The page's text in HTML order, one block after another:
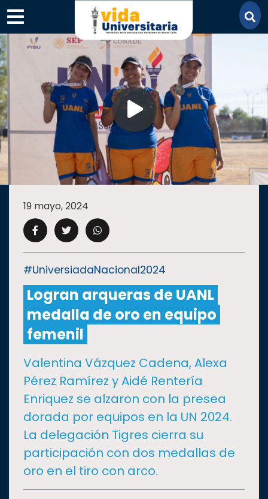
×
SECCIONES
ACADEMIA
CAMPUS UANL
CULTURA
DEPORTES
I+D+IEXPERTOS
SALUD
SUSTENTABILIDAD
19 mayo, 2024
#UniversiadaNacional2024
Logran arqueras de UANL
medalla de oro en equipo
femenil
Valentina Vázquez Cadena, Alexa
Pérez Ramírez y Aidé Rentería
Enriquez se alzaron con la presea
dorada por equipos en la UN 2024.
La delegación Tigres cierra su
participación con dos medallas de
oro en el tiro con arco.